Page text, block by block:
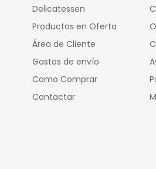
Delicatessen
Productos en Oferta
Área de Cliente
Gastos de envío
Como Comprar
Contactar